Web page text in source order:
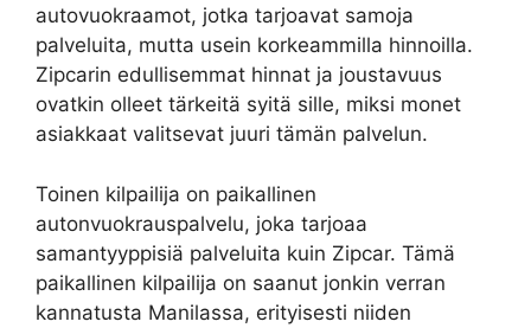
autovuokraamot, jotka tarjoavat samoja
palveluita, mutta usein korkeammilla hinnoilla.
Zipcarin edullisemmat hinnat ja joustavuus
ovatkin olleet tärkeitä syitä sille, miksi monet
asiakkaat valitsevat juuri tämän palvelun.
Toinen kilpailija on paikallinen
autonvuokrauspalvelu, joka tarjoaa
samantyyppisiä palveluita kuin Zipcar. Tämä
paikallinen kilpailija on saanut jonkin verran
kannatusta Manilassa, erityisesti niiden